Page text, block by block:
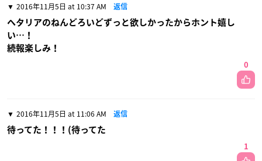
2016年11月5日 at 10:37 AM 返信
ヘタリアのねんどろいどずっと欲しかったからホント嬉し
い…！
続報楽しみ！
0
2016年11月5日 at 11:06 AM 返信
待ってた！！！(待ってた
1